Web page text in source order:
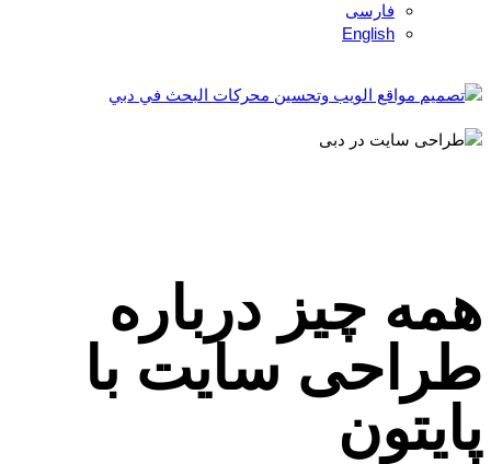
فارسی
English
همه چیز درباره
طراحی سایت با
پایتون